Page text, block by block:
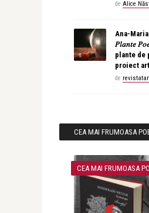
de Alice
Ana-
𝑃𝑙𝑎𝑛𝑡𝑒
plante de
proiect
de
CEA MAI FRUMOASA
CEA MAI FRUMOASA